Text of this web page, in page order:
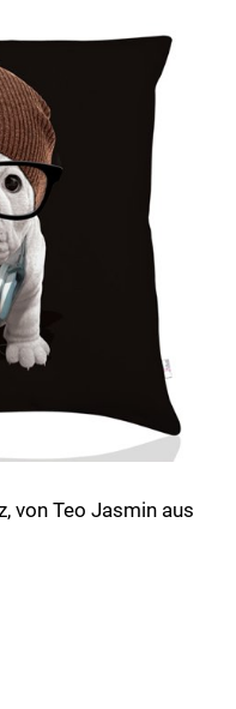
von Teo Jasmin aus